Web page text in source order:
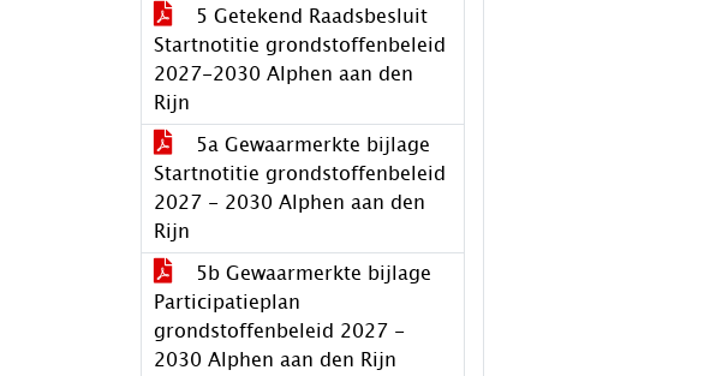
5 Getekend Raadsbesluit
Startnotitie grondstoffenbeleid
2027-2030 Alphen aan den
Rijn
5a Gewaarmerkte bijlage
Startnotitie grondstoffenbeleid
2027 - 2030 Alphen aan den
Rijn
5b Gewaarmerkte bijlage
Participatieplan
grondstoffenbeleid 2027 -
2030 Alphen aan den Rijn